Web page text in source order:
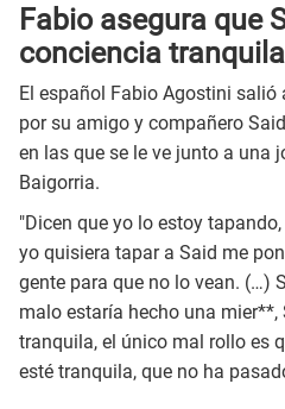
Fabio asegura que
conciencia tranquila
El español Fabio Agostini salió
por su amigo y compañero
en las que se le ve junto a una
Baigorria.
"Dicen que yo lo estoy
yo quisiera tapar a Said me
gente para que no lo vean. (…)
malo estaría hecho una
tranquila, el único mal rollo es
esté tranquila, que no ha